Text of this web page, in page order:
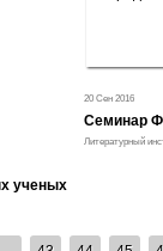
ученых
20 Сен 2016
Семинар
Литературный